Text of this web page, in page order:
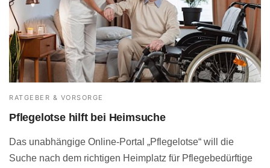
RATGEBER & VORSORGE
Pflegelotse hilft bei Heimsuche
Das unabhängige Online-Portal „Pflegelotse“ will die
Suche nach dem richtigen Heimplatz für Pflegebedürftige